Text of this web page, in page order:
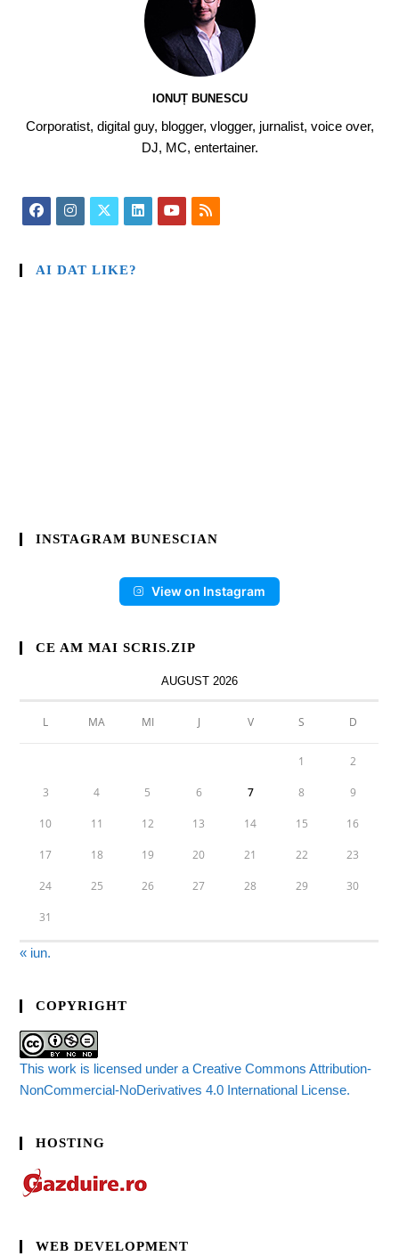
IONUȚ BUNESCU
Corporatist, digital guy, blogger, vlogger, jurnalist, voice over,
DJ, MC, entertainer.
AI DAT LIKE?
INSTAGRAM BUNESCIAN
View on Instagram
CE AM MAI SCRIS.ZIP
AUGUST 2026
L MA MI J V S D
1 2
3 4 5 6 7 8 9
10 11 12 13 14 15 16
17 18 19 20 21 22 23
24 25 26 27 28 29 30
31
« iun.
COPYRIGHT
This work is licensed under a Creative Commons Attribution-
NonCommercial-NoDerivatives 4.0 International License.
HOSTING
WEB DEVELOPMENT